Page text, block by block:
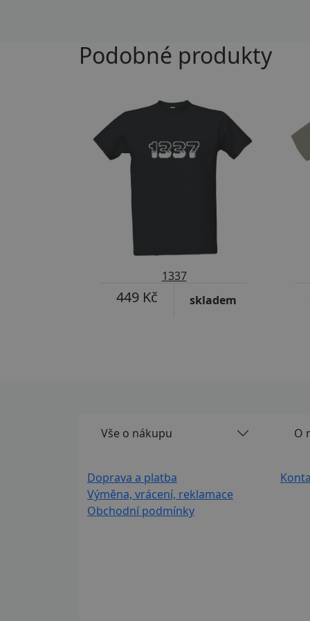
Podobné produkty
Přizpůsobitelný motiv
1337
449 Kč skladem
Vše o nákupu
Doprava a platba
Výměna, vrácení, reklamace
Obchodní podmínky
O